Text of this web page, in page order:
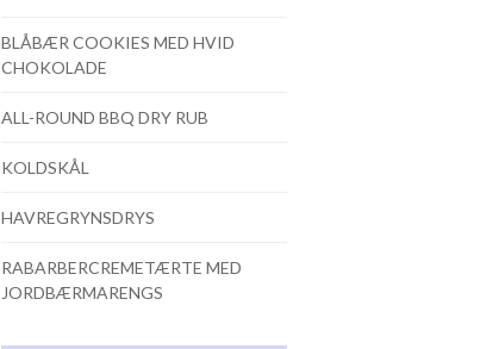
BLÅBÆR COOKIES MED HVID
CHOKOLADE
ALL-ROUND BBQ DRY RUB
KOLDSKÅL
HAVREGRYNSDRYS
RABARBERCREMETÆRTE MED
JORDBÆRMARENGS